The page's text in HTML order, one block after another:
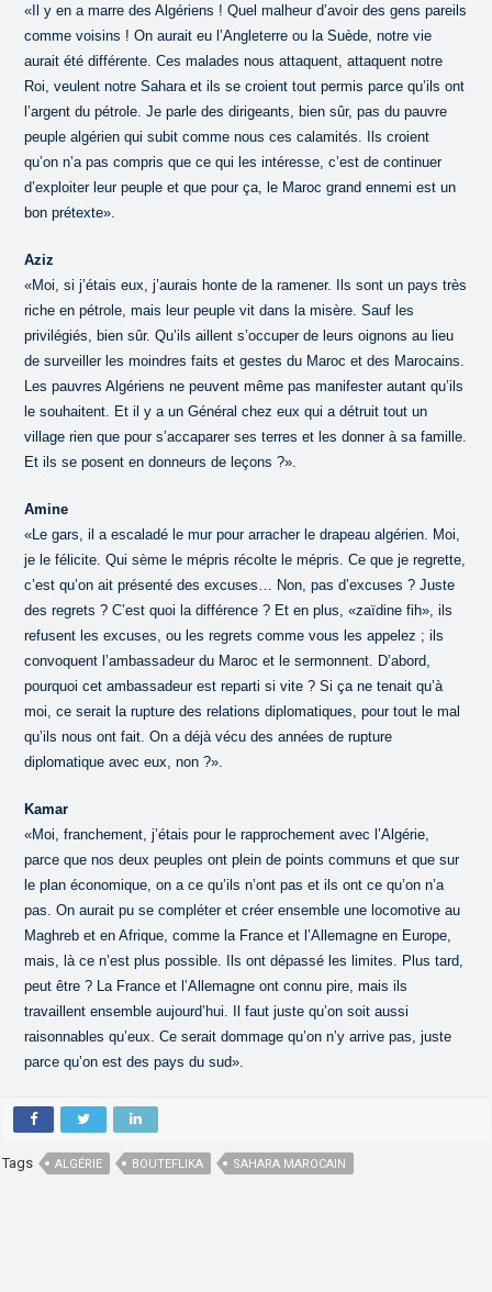
«Il y en a marre des Algériens ! Quel malheur d’avoir des gens pareils
comme voisins ! On aurait eu l’Angleterre ou la Suède, notre vie
aurait été différente. Ces malades nous attaquent, attaquent notre
Roi, veulent notre Sahara et ils se croient tout permis parce qu’ils ont
l’argent du pétrole. Je parle des dirigeants, bien sûr, pas du pauvre
peuple algérien qui subit comme nous ces calamités. Ils croient
qu’on n’a pas compris que ce qui les intéresse, c’est de continuer
d’exploiter leur peuple et que pour ça, le Maroc grand ennemi est un
bon prétexte».
Aziz
«Moi, si j’étais eux, j’aurais honte de la ramener. Ils sont un pays très
riche en pétrole, mais leur peuple vit dans la misère. Sauf les
privilégiés, bien sûr. Qu’ils aillent s’occuper de leurs oignons au lieu
de surveiller les moindres faits et gestes du Maroc et des Marocains.
Les pauvres Algériens ne peuvent même pas manifester autant qu’ils
le souhaitent. Et il y a un Général chez eux qui a détruit tout un
village rien que pour s’accaparer ses terres et les donner à sa famille.
Et ils se posent en donneurs de leçons ?».
Amine
«Le gars, il a escaladé le mur pour arracher le drapeau algérien. Moi,
je le félicite. Qui sème le mépris récolte le mépris. Ce que je regrette,
c’est qu’on ait présenté des excuses… Non, pas d’excuses ? Juste
des regrets ? C’est quoi la différence ? Et en plus, «zaïdine fih», ils
refusent les excuses, ou les regrets comme vous les appelez ; ils
convoquent l’ambassadeur du Maroc et le sermonnent. D’abord,
pourquoi cet ambassadeur est reparti si vite ? Si ça ne tenait qu’à
moi, ce serait la rupture des relations diplomatiques, pour tout le mal
qu’ils nous ont fait. On a déjà vécu des années de rupture
diplomatique avec eux, non ?».
Kamar
«Moi, franchement, j’étais pour le rapprochement avec l’Algérie,
parce que nos deux peuples ont plein de points communs et que sur
le plan économique, on a ce qu’ils n’ont pas et ils ont ce qu’on n’a
pas. On aurait pu se compléter et créer ensemble une locomotive au
Maghreb et en Afrique, comme la France et l’Allemagne en Europe,
mais, là ce n’est plus possible. Ils ont dépassé les limites. Plus tard,
peut être ? La France et l’Allemagne ont connu pire, mais ils
travaillent ensemble aujourd’hui. Il faut juste qu’on soit aussi
raisonnables qu’eux. Ce serait dommage qu’on n’y arrive pas, juste
parce qu’on est des pays du sud».
Tags ALGÉRIE BOUTEFLIKA SAHARA MAROCAIN